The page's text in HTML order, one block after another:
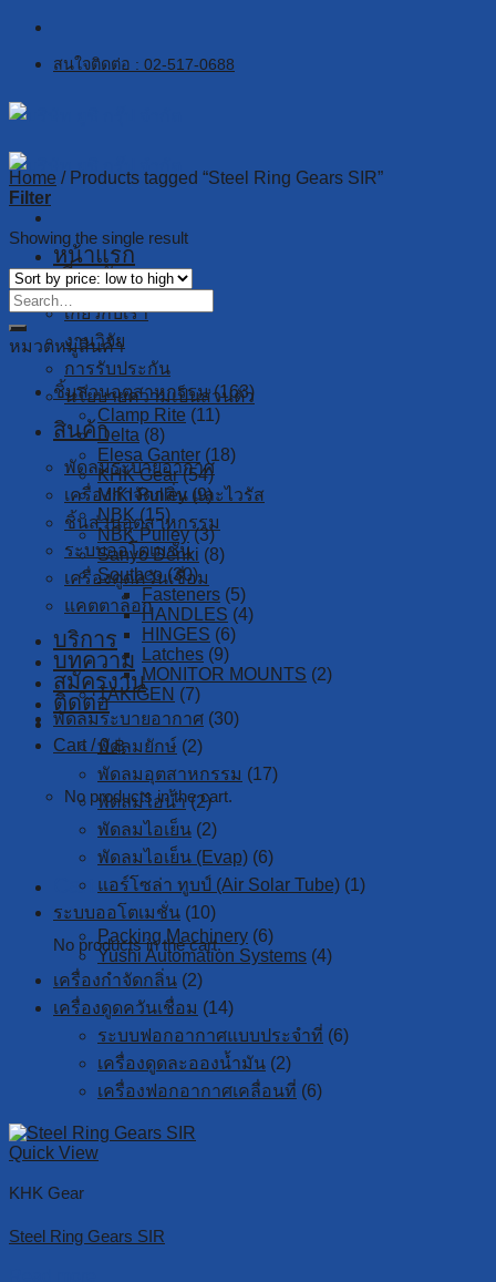
Skip
contentสนใจติดต่อ : 02-517-0688
หน้าแรก
เกี่ยวกับเรา
เกี่ยวกับเรา
งานวิจัย
การรับประกัน
นโยบายความเป็นส่วนตัว
สินค้า
พัดลมระบายอากาศ
เครื่องกำจัดกลิ่น และไวรัส
ชิ้นส่วนอุตสาหกรรม
ระบบออโตเมชั่น
เครื่องดูดควันเชื่อม
แคตตาล็อก
บริการ
บทความ
สมัครงาน
ติดต่อ
Cart /0฿
No products in the cart.
Cart
No products in the cart.
Home /Products tagged “Steel Ring Gears SIR”
Filter
Showing the single result
หมวดหมู่สินค้า
ชิ้นส่วนอุตสาหกรรม (163)
Clamp Rite (11)
Delta (8)
Elesa Ganter (18)
KHK Gear (54)
MIKI Pulley (9)
NBK (15)
NBK Pulley (3)
Sanyo Denki (8)
Southco (30)
Fasteners (5)
HANDLES (4)
HINGES (6)
Latches (9)
MONITOR MOUNTS (2)
TAKIGEN (7)
พัดลมระบายอากาศ (30)
พัดลมยักษ์ (2)
พัดลมอุตสาหกรรม (17)
พัดลมไอน้ำ (2)
พัดลมไอเย็น (2)
พัดลมไอเย็น (Evap) (6)
แอร์โซล่า ทูบป์ (Air Solar Tube) (1)
ระบบออโตเมชั่น (10)
Packing Machinery (6)
Yushi Automation Systems (4)
เครื่องกำจัดกลิ่น (2)
เครื่องดูดควันเชื่อม (14)
ระบบฟอกอากาศแบบประจำที่ (6)
เครื่องดูดละอองน้ำมัน (2)
เครื่องฟอกอากาศเคลื่อนที่ (6)
Quick View
KHK Gear
Steel Ring Gears SIR